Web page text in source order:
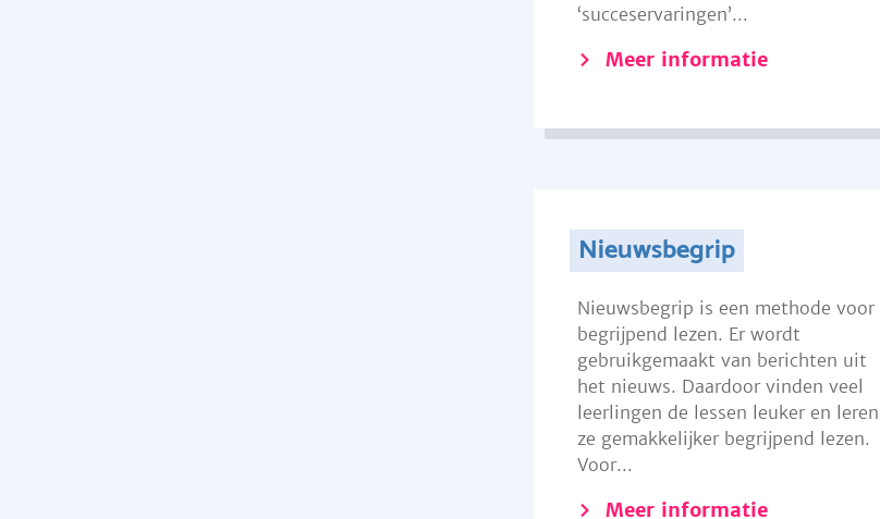
‘succeservaringen’...
Meer informatie
Nieuwsbegrip
Nieuwsbegrip is een methode voor
begrijpend lezen. Er wordt
gebruikgemaakt van berichten uit
het nieuws. Daardoor vinden veel
leerlingen de lessen leuker en leren
ze gemakkelijker begrijpend lezen.
Voor...
Meer informatie